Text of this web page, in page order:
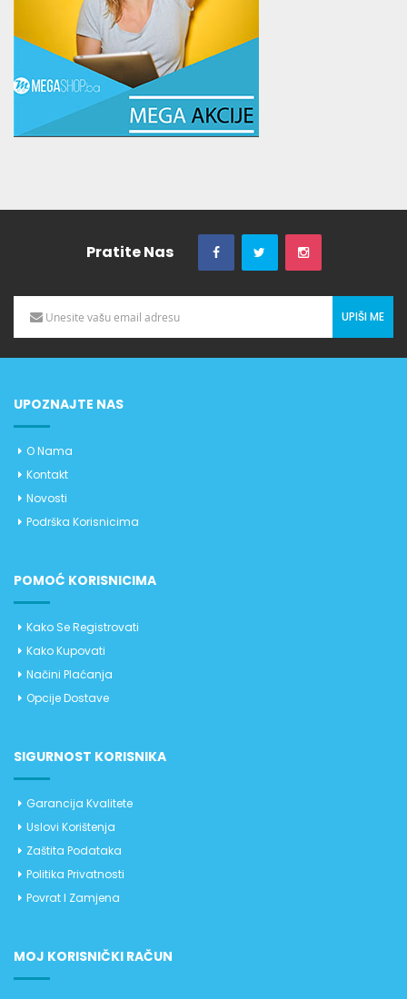
Pratite Nas
UPIŠI ME
UPOZNAJTE NAS
O Nama
Kontakt
Novosti
Podrška Korisnicima
POMOĆ KORISNICIMA
Kako Se Registrovati
Kako Kupovati
Načini Plaćanja
Opcije Dostave
SIGURNOST KORISNIKA
Garancija Kvalitete
Uslovi Korištenja
Zaštita Podataka
Politika Privatnosti
Povrat I Zamjena
MOJ KORISNIČKI RAČUN